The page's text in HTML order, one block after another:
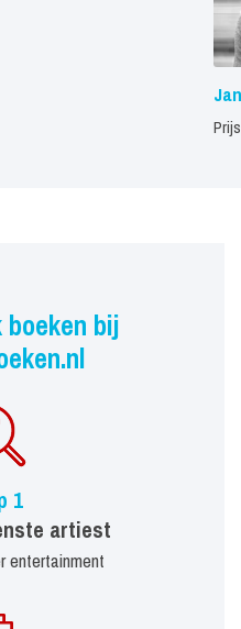
boeken bij
1
artiest
entertainment